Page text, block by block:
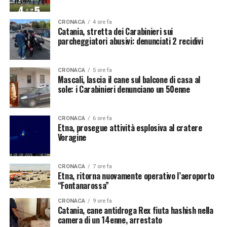
CRONACA 4 ore fa
Catania, stretta dei Carabinieri sui
parcheggiatori abusivi: denunciati 2 recidivi
CRONACA 5 ore fa
Mascali, lascia il cane sul balcone di casa al
sole: i Carabinieri denunciano un 50enne
CRONACA 6 ore fa
Etna, prosegue attività esplosiva al cratere
Voragine
CRONACA 7 ore fa
Etna, ritorna nuovamente operativo l’aeroporto
“Fontanarossa”
CRONACA 9 ore fa
Catania, cane antidroga Rex fiuta hashish nella
camera di un 14enne, arrestato